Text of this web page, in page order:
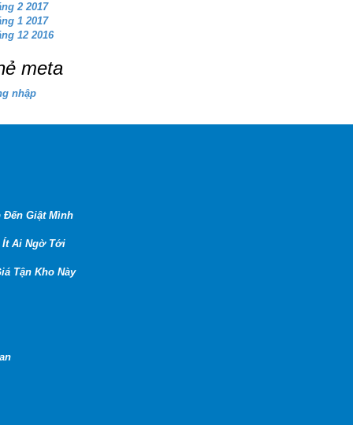
2 2017
1 2017
12 2016
meta
nhập
Đến Giật Mình
Ít Ai Ngờ Tới
Tận Kho Này